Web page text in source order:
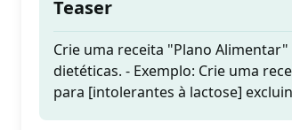
Teaser
Crie uma receita "Plano
dietéticas. - Exemplo: Crie uma
para [intolerantes à lactose]